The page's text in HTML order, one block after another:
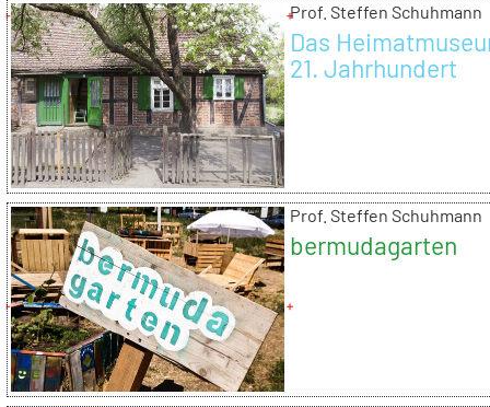
Prof. Steffen Schuhmann
Das
21. Jahrhundert
Prof. Steffen Schuhmann
bermudagarten